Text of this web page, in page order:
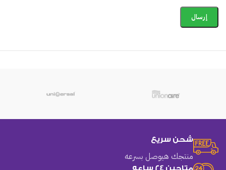
شحن سريع
منتجك هيوصل بسرعه
متاحين 24 ساعه